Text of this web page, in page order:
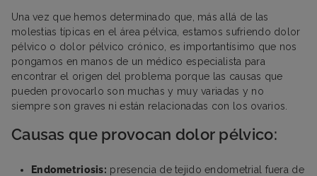
Una vez que hemos determinado que, más allá de las
molestias típicas en el área pélvica, estamos sufriendo dolor
pélvico o dolor pélvico crónico, es importantísimo que nos
pongamos en manos de un médico especialista para
encontrar el origen del problema porque las causas que
pueden provocarlo son muchas y muy variadas y no
siempre son graves ni están relacionadas con los ovarios.
Causas que provocan dolor pélvico:
Endometriosis: presencia de tejido endometrial fuera de